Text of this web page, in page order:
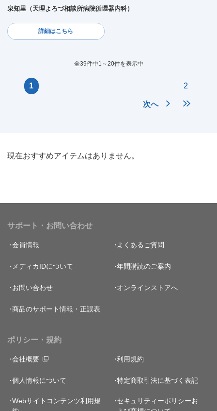
泉知里（天理よろづ相談所病院循環器内科）
詳細はこちら
全39件中1～20件を表示中
1 2
次へ
現在おすすめアイテムはありません。
サポート・お問い合わせ
会員情報 よくあるご質問
メディカIDについて 年間購読のご案内
お問い合わせ オンラインストアへ
商品のサポート情報・正誤表
ポリシー・規約
会社概要 利用規約
個人情報について 特定商取引法に基づく表記
Webサイトコンテンツ利用規
セキュリティーポリシーお